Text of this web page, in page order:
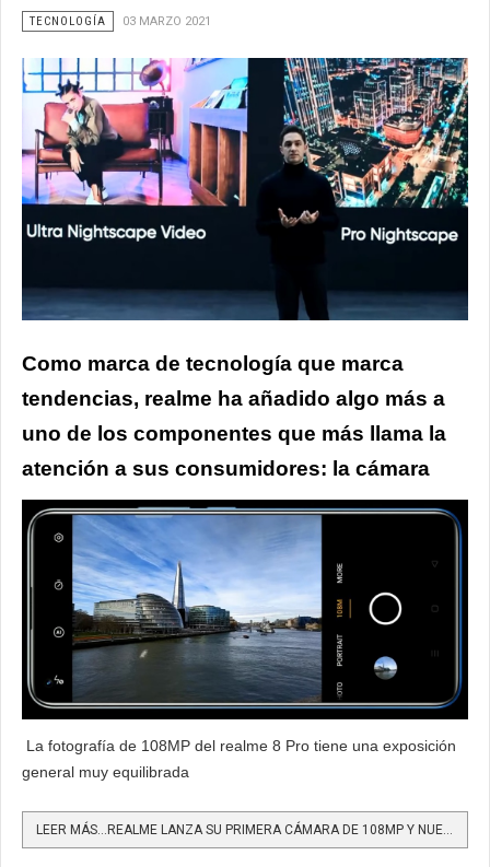
TECNOLOGÍA 03 MARZO 2021
Como marca de tecnología que marca
tendencias, realme ha añadido algo más a
uno de los componentes que más llama la
atención a sus consumidores: la cámara
La fotografía de 108MP del realme 8 Pro tiene una exposición
general muy equilibrada